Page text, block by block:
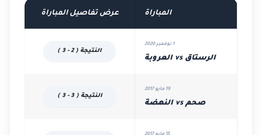
المباراة عرض تفاصيل المباراة
1 نوفمبر 2020
الرستاق vs العروبة
النتيجة ( 2 - 3 )
19 مايو 2017
صحم vs النهضة
النتيجة ( 3 - 3 )